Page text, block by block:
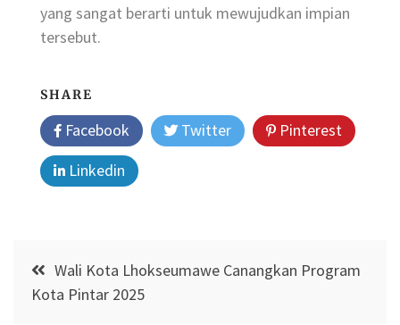
yang sangat berarti untuk mewujudkan impian
tersebut.
SHARE
Facebook Twitter
Pinterest
Linkedin
Post
navigation
Wali Kota Lhokseumawe Canangkan Program
Kota Pintar 2025